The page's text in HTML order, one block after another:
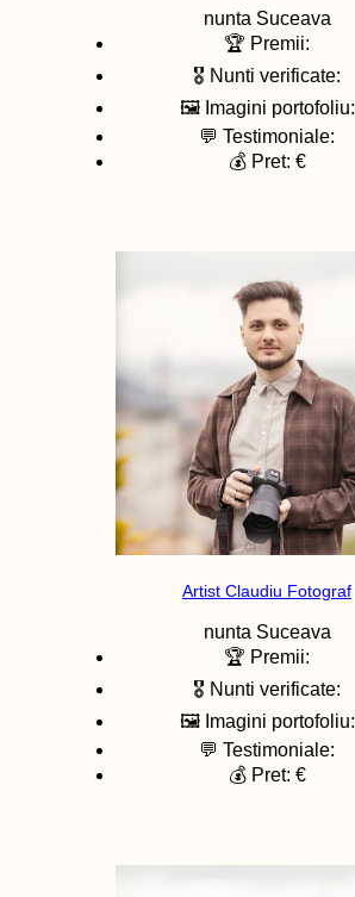
nunta Suceava
🏆 Premii:
🎖️ Nunti verificate:
🖼️ Imagini portofoliu:
💬 Testimoniale:
💰 Pret: €
Artist Claudiu Fotograf
nunta Suceava
🏆 Premii:
🎖️ Nunti verificate:
🖼️ Imagini portofoliu:
💬 Testimoniale:
💰 Pret: €